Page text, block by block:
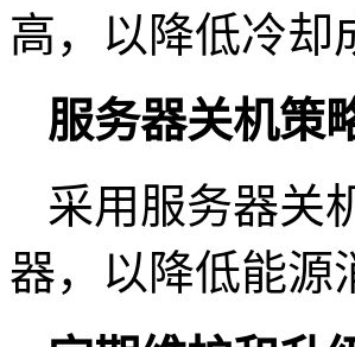
高，以降低冷却
服务器关机策
采用服务器关
器，以降低能源